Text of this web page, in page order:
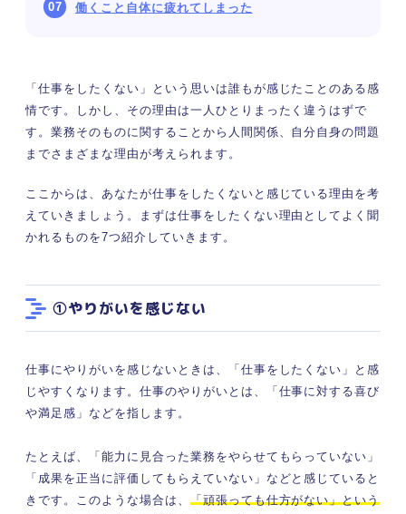
働くこと自体に疲れてしまった
「仕事をしたくない」という思いは誰もが感じたことのある感
情です。しかし、その理由は一人ひとりまったく違うはずで
す。業務そのものに関することから人間関係、自分自身の問題
までさまざまな理由が考えられます。
ここからは、あなたが仕事をしたくないと感じている理由を考
えていきましょう。まずは仕事をしたくない理由としてよく聞
かれるものを7つ紹介していきます。
①やりがいを感じない
仕事にやりがいを感じないときは、「仕事をしたくない」と感
じやすくなります。仕事のやりがいとは、「仕事に対する喜び
や満足感」などを指します。
たとえば、「能力に見合った業務をやらせてもらっていない」
「成果を正当に評価してもらえていない」などと感じていると
きです。このような場合は、 「頑張っても仕方がない」という